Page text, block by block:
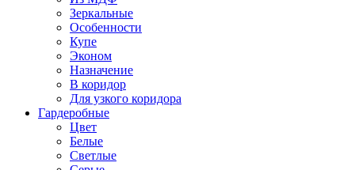
Зеркальные
Особенности
Купе
Эконом
Назначение
В коридор
Для узкого коридора
Гардеробные
Цвет
Белые
Светлые